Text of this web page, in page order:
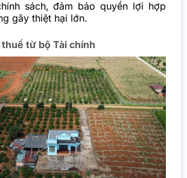
sách, đảm bảo quyền lợi hợp
gây thiệt hại lớn.
từ bộ Tài chính